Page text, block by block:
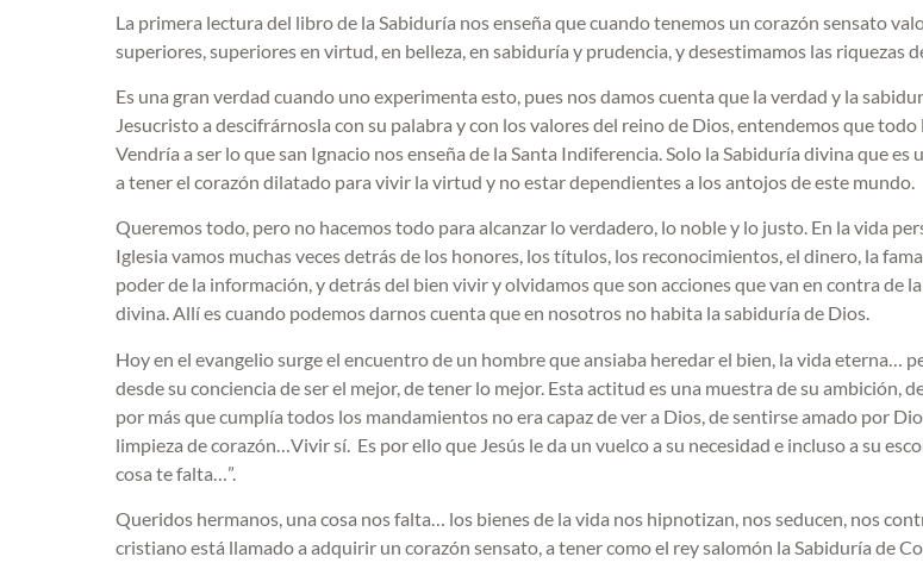
La primera lectura del libro de la Sabiduría nos enseña que cuando tenemos un corazón sensato
superiores, superiores en virtud, en belleza, en sabiduría y prudencia, y desestimamos las riquezas
Es una gran verdad cuando uno experimenta esto, pues nos damos cuenta que la verdad y la
Jesucristo a descifrárnosla con su palabra y con los valores del reino de Dios, entendemos que
Vendría a ser lo que san Ignacio nos enseña de la Santa Indiferencia. Solo la Sabiduría divina que es
a tener el corazón dilatado para vivir la virtud y no estar dependientes a los antojos de este mundo.
Queremos todo, pero no hacemos todo para alcanzar lo verdadero, lo noble y lo justo. En la vida
Iglesia vamos muchas veces detrás de los honores, los títulos, los reconocimientos, el dinero, la
poder de la información, y detrás del bien vivir y olvidamos que son acciones que van en contra de
divina. Allí es cuando podemos darnos cuenta que en nosotros no habita la sabiduría de Dios.
Hoy en el evangelio surge el encuentro de un hombre que ansiaba heredar el bien, la vida eterna…
desde su conciencia de ser el mejor, de tener lo mejor. Esta actitud es una muestra de su ambición,
por más que cumplía todos los mandamientos no era capaz de ver a Dios, de sentirse amado por
limpieza de corazón…Vivir sí. Es por ello que Jesús le da un vuelco a su necesidad e incluso a su
cosa te falta…”.
Queridos hermanos, una cosa nos falta… los bienes de la vida nos hipnotizan, nos seducen, nos
cristiano está llamado a adquirir un corazón sensato, a tener como el rey salomón la Sabiduría de